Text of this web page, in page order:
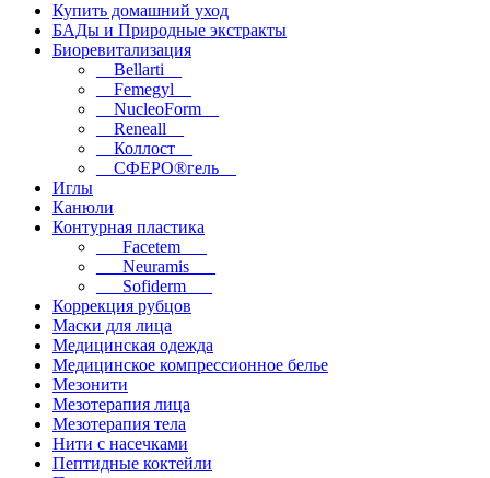
Купить домашний уход
БАДы и Природные экстракты
Биоревитализация
__Bellarti__
__Femegyl__
__NucleoForm__
__Reneall__
__Коллост__
__СФЕРО®гель__
Иглы
Канюли
Контурная пластика
___Facetem___
___Neuramis___
___Sofiderm___
Коррекция рубцов
Маски для лица
Медицинская одежда
Медицинское компрессионное белье
Мезонити
Мезотерапия лица
Мезотерапия тела
Нити с насечками
Пептидные коктейли